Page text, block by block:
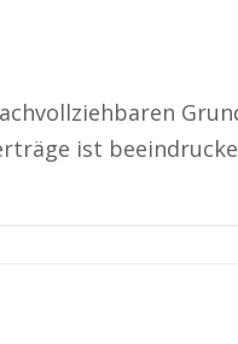
ist